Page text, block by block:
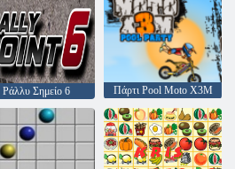
Ράλλυ Σημείο 6 Πάρτι Pool Moto X3M